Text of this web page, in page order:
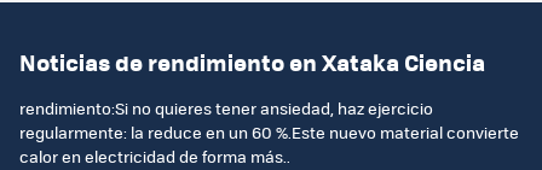
Noticias de rendimiento en Xataka Ciencia
rendimiento:Si no quieres tener ansiedad, haz ejercicio
regularmente: la reduce en un 60 %.Este nuevo material convierte
calor en electricidad de forma más..